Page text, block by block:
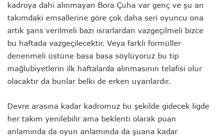
kadroya dahi alınmayan Bora Çuha var genç ve şu an
takımdaki emsallerine göre çok daha seri oyuncu ona
artık şans verilmeli bazı ısrarlardan vazgeçilmeli bizce
bu haftada vazgeçilecektir. Veya farklı formüller
denenmeli üstüne basa basa söylüyoruz bu tip
mağlubiyetlerin ilk haftalarda alınmasının telafisi olur
olacaktır da bunlar belki de erken uyarılardır.
Devre arasına kadar kadromuz bu şekilde gidecek ligde
her takım yenilebilir ama beklenti olarak puan
anlamında da oyun anlamında da şuana kadar